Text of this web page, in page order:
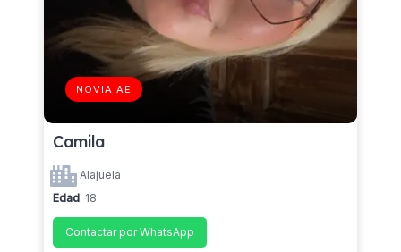
NOVIA AE
Camila
Alajuela
Edad: 18
Contactar por WhatsApp